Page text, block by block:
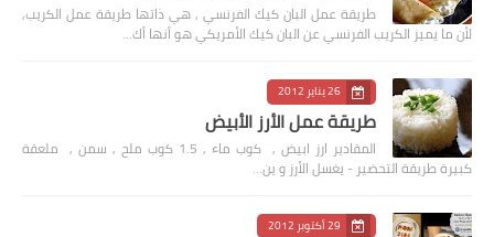
طريقة عمل البان كيك الفرنسي , هي ذاتها طريقة عمل الكريب,
لأن ما يميز الكريب الفرنسي عن البان كيك الأمريكي هو أنها أك…
26 يناير 2012
طريقة عمل الأرز الأبيض
المقادير ارز ابيض , كوب ماء , 1.5 كوب ملح , سمن , ملعقة
كبيرة طريقة التحضير - يغسل الأرز و ين…
29 أكتوبر 2012